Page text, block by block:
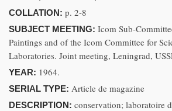
COLLATION: p. 2-8
SUBJECT MEETING: Icom Sub-
Paintings and of the Icom Committee for
Laboratories. Joint meeting, Leningrad,
YEAR: 1964.
SERIAL TYPE: Article de magazine
DESCRIPTION: conservation; laboratoire